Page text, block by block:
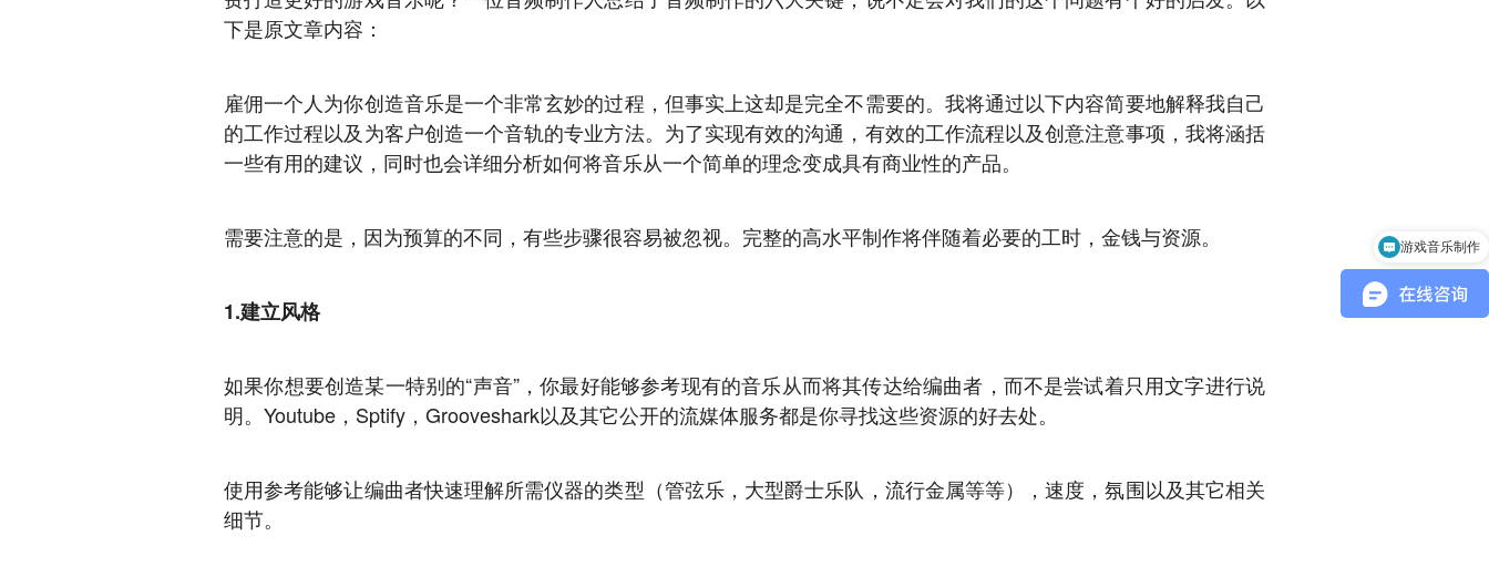
下是原文章内容：
雇佣一个人为你创造音乐是一个非常玄妙的过程，但事实上这却是完全不需要的。我将通过以下内容简要地解释我自己
的工作过程以及为客户创造一个音轨的专业方法。为了实现有效的沟通，有效的工作流程以及创意注意事项，我将涵括
一些有用的建议，同时也会详细分析如何将音乐从一个简单的理念变成具有商业性的产品。
需要注意的是，因为预算的不同，有些步骤很容易被忽视。完整的高水平制作将伴随着必要的工时，金钱与资源。
1.建立风格
如果你想要创造某一特别的“声音”，你最好能够参考现有的音乐从而将其传达给编曲者，而不是尝试着只用文字进行说
明。Youtube，Sptify，Grooveshark以及其它公开的流媒体服务都是你寻找这些资源的好去处。
使用参考能够让编曲者快速理解所需仪器的类型（管弦乐，大型爵士乐队，流行金属等等），速度，氛围以及其它相关
细节。
游戏音乐制作